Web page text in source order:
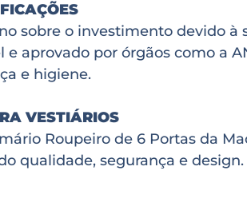
sobre o investimento devido
aprovado por órgãos como a
e higiene.
VESTIÁRIOS
Roupeiro de 6 Portas da
qualidade, segurança e